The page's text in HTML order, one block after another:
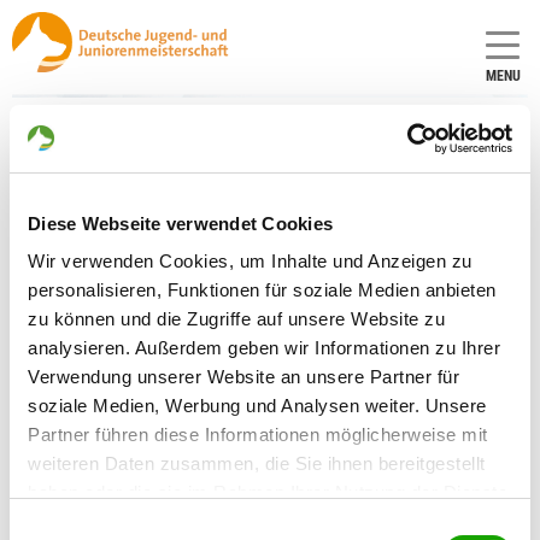
Diese Webseite verwendet Cookies
Wir verwenden Cookies, um Inhalte und Anzeigen zu
personalisieren, Funktionen für soziale Medien anbieten
zu können und die Zugriffe auf unsere Website zu
analysieren. Außerdem geben wir Informationen zu Ihrer
Verwendung unserer Website an unsere Partner für
soziale Medien, Werbung und Analysen weiter. Unsere
Partner führen diese Informationen möglicherweise mit
weiteren Daten zusammen, die Sie ihnen bereitgestellt
MENU
Eine Liste von Hotels, Gasthöfen, Pensionen etc
Sie
auf der Tourismusseite der Lessingstadt Kamenz
unter:https://www.kamenz.de/
Camping auf dem Veranstaltungsgelände:
Nähere Infos auf der Homepage des
SV Einheit Kamenz e.V.
www.sv-einheit-kamenz.de